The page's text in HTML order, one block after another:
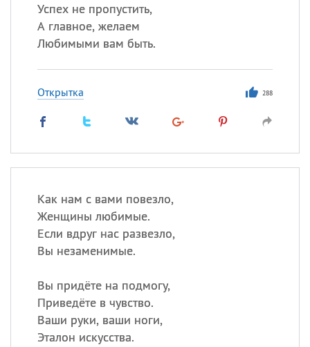
Успех не пропустить,
А главное, желаем
Любимыми вам быть.
Открытка 288
Как нам с вами повезло,
Женщины любимые.
Если вдруг нас развезло,
Вы незаменимые.
Вы придёте на подмогу,
Приведёте в чувство.
Ваши руки, ваши ноги,
Эталон искусства.